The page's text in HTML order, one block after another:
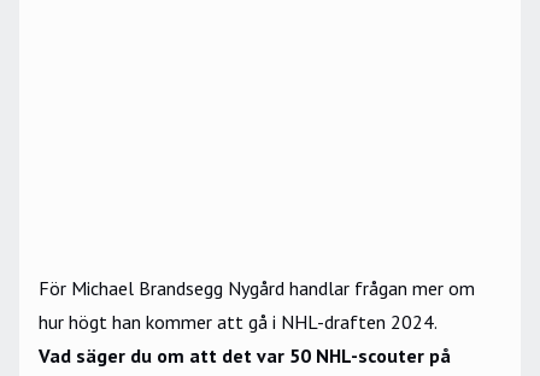
För Michael Brandsegg Nygård handlar frågan mer om
hur högt han kommer att gå i NHL-draften 2024.
Vad säger du om att det var 50 NHL-scouter på